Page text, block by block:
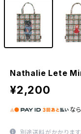
Nathalie Lete
¥2,200
なら
別途送料がかかります